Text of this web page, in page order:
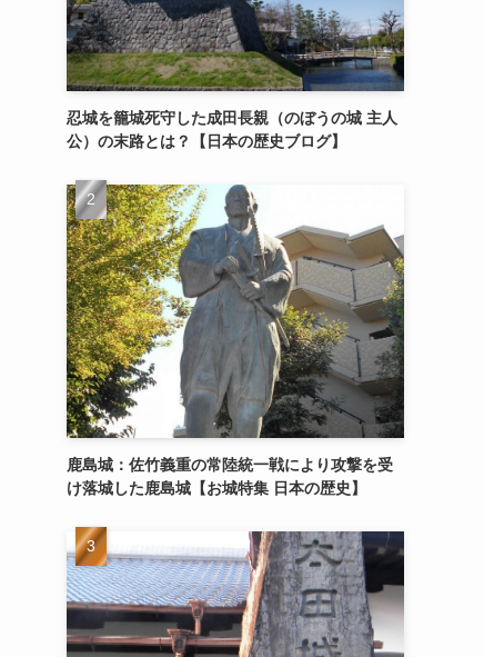
忍城を籠城死守した成田長親（のぼうの城 主人
公）の末路とは？【日本の歴史ブログ】
鹿島城：佐竹義重の常陸統一戦により攻撃を受
け落城した鹿島城【お城特集 日本の歴史】